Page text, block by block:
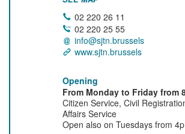
02 220 26 11
02 220 25 55
info@sjtn.brussels
www.sjtn.brussels
Opening
From Monday to Friday from
Citizen Service, Civil
Affairs Service
Open also on Tuesdays from